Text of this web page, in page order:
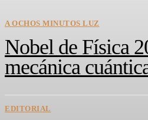
A OCHOS MINUTOS LUZ
Nobel de Física
mecánica
EDITORIAL